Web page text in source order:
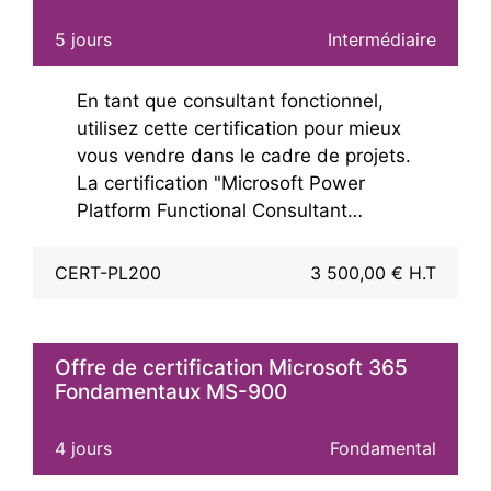
tout en consacrant un
minimum de
l'examen.
5 jours Intermédiaire
En tant que consultant fonctionnel,
utilisez cette certification pour mieux
vous vendre dans le cadre de projets.
La certification "Microsoft Power
Platform Functional Consultant
savoir qu'en l'absence de code ou avec
nécessiteraient normalement l'expertise
d'un développeur.
juillet 2026 : nous continuons de
CERT-PL200 3 500,00 € H.T
Offre de certification Microsoft 365
Fondamentaux MS-900
4 jours Fondamental